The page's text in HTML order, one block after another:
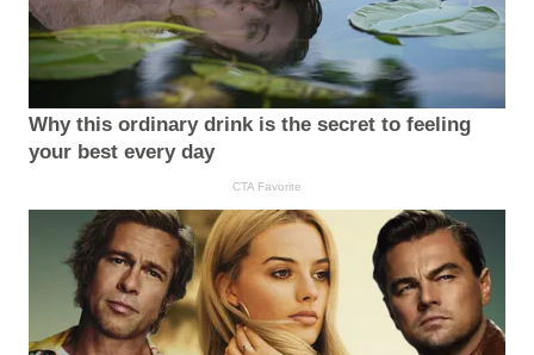
Why this ordinary drink is the secret to feeling
your best every day
CTA Favorite